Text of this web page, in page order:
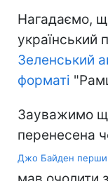
Нагадаємо,
український
Зеленський
форматі
Зауважимо
перенесена
Джо Байден першим